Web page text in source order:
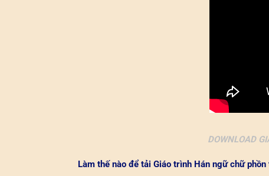
DOWNLOAD
Làm thế nào để tải Giáo trình Hán ngữ chữ phồn